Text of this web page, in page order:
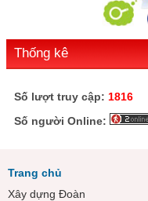
Thống kê
Số lượt truy cập: 1816
Số người Online:
Trang chủ
Xây dựng Đoàn